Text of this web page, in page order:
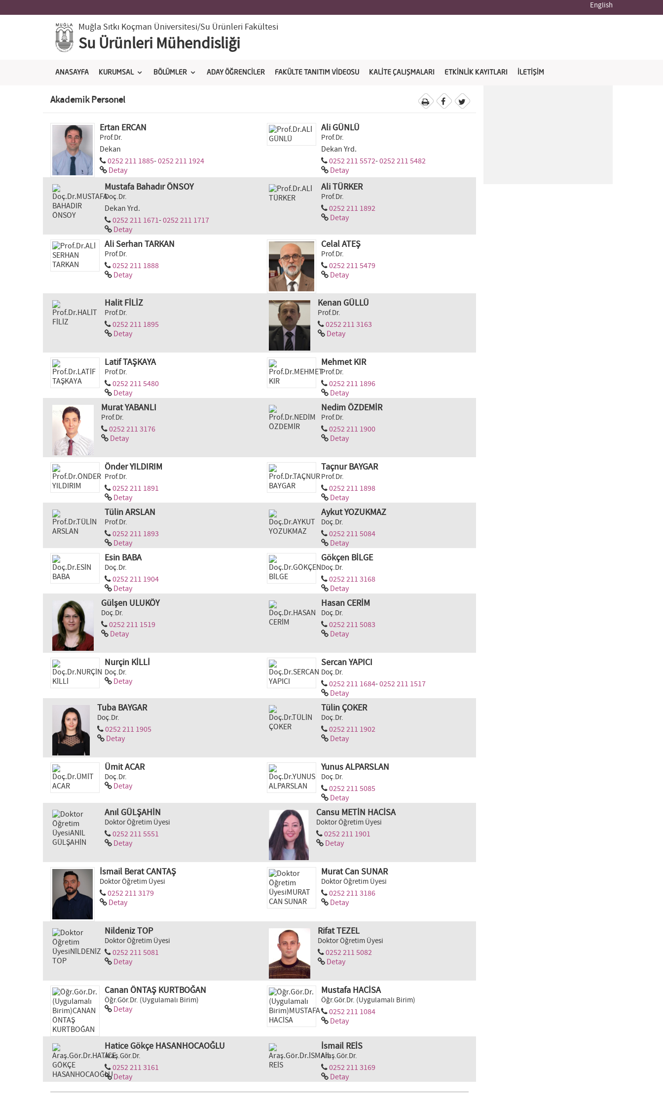
English
Muğla Sıtkı Koçman Üniversitesi/Su Ürünleri Fakültesi
Su Ürünleri Mühendisliği
ANASAYFA KURUMSAL BÖLÜMLER ADAY ÖĞRENCİLER FAKÜLTE TANITIM VİDEOSU KALİTE ÇALIŞMALARI ETKİNLİK KAYITLARI İLETİŞİM
Akademik Personel
Ertan ERCAN
Prof.Dr.
Dekan
0252 211 1885-0252 211 1924
Detay
Ali GÜNLÜ
Prof.Dr.
Dekan Yrd.
0252 211 5572-0252 211 5482
Detay
Mustafa Bahadır ÖNSOY
Doç.Dr.
Dekan Yrd.
0252 211 1671-0252 211 1717
Detay
Ali TÜRKER
Prof.Dr.
0252 211 1892
Detay
Ali Serhan TARKAN
Prof.Dr.
0252 211 1888
Detay
Celal ATEŞ
Prof.Dr.
0252 211 5479
Detay
Halit FİLİZ
Prof.Dr.
0252 211 1895
Detay
Kenan GÜLLÜ
Prof.Dr.
0252 211 3163
Detay
Latif TAŞKAYA
Prof.Dr.
0252 211 5480
Detay
Mehmet KIR
Prof.Dr.
0252 211 1896
Detay
Murat YABANLI
Prof.Dr.
0252 211 3176
Detay
Nedim ÖZDEMİR
Prof.Dr.
0252 211 1900
Detay
Önder YILDIRIM
Prof.Dr.
0252 211 1891
Detay
Taçnur BAYGAR
Prof.Dr.
0252 211 1898
Detay
Tülin ARSLAN
Prof.Dr.
0252 211 1893
Detay
Aykut YOZUKMAZ
Doç.Dr.
0252 211 5084
Detay
Esin BABA
Doç.Dr.
0252 211 1904
Detay
Gökçen BİLGE
Doç.Dr.
0252 211 3168
Detay
Gülşen ULUKÖY
Doç.Dr.
0252 211 1519
Detay
Hasan CERİM
Doç.Dr.
0252 211 5083
Detay
Nurçin KİLLİ
Doç.Dr.
Detay
Sercan YAPICI
Doç.Dr.
0252 211 1684-0252 211 1517
Detay
Tuba BAYGAR
Doç.Dr.
0252 211 1905
Detay
Tülin ÇOKER
Doç.Dr.
0252 211 1902
Detay
Ümit ACAR
Doç.Dr.
Detay
Yunus ALPARSLAN
Doç.Dr.
0252 211 5085
Detay
Anıl GÜLŞAHİN
Doktor Öğretim Üyesi
0252 211 5551
Detay
Cansu METİN HACİSA
Doktor Öğretim Üyesi
0252 211 1901
Detay
İsmail Berat CANTAŞ
Doktor Öğretim Üyesi
0252 211 3179
Detay
Murat Can SUNAR
Doktor Öğretim Üyesi
0252 211 3186
Detay
Nildeniz TOP
Doktor Öğretim Üyesi
0252 211 5081
Detay
Rifat TEZEL
Doktor Öğretim Üyesi
0252 211 5082
Detay
Canan ÖNTAŞ KURTBOĞAN
Öğr.Gör.Dr. (Uygulamalı Birim)
Detay
Mustafa HACİSA
Öğr.Gör.Dr. (Uygulamalı Birim)
0252 211 1084
Detay
Hatice Gökçe HASANHOCAOĞLU
Araş.Gör.Dr.
0252 211 3161
Detay
İsmail REİS
Araş.Gör.Dr.
0252 211 3169
Detay